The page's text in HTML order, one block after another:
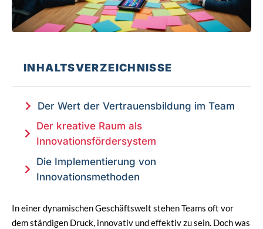
INHALTSVERZEICHNISSE
Der Wert der Vertrauensbildung im Team
Der kreative Raum als
Innovationsfördersystem
Die Implementierung von
Innovationsmethoden
In einer dynamischen Geschäftswelt stehen Teams oft vor
dem ständigen Druck, innovativ und effektiv zu sein. Doch was